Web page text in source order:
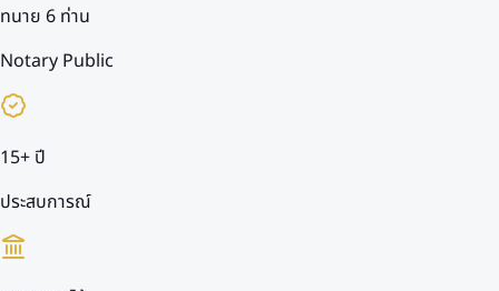
ทนาย 6 ท่าน
Notary Public
15+ ปี
ประสบการณ์